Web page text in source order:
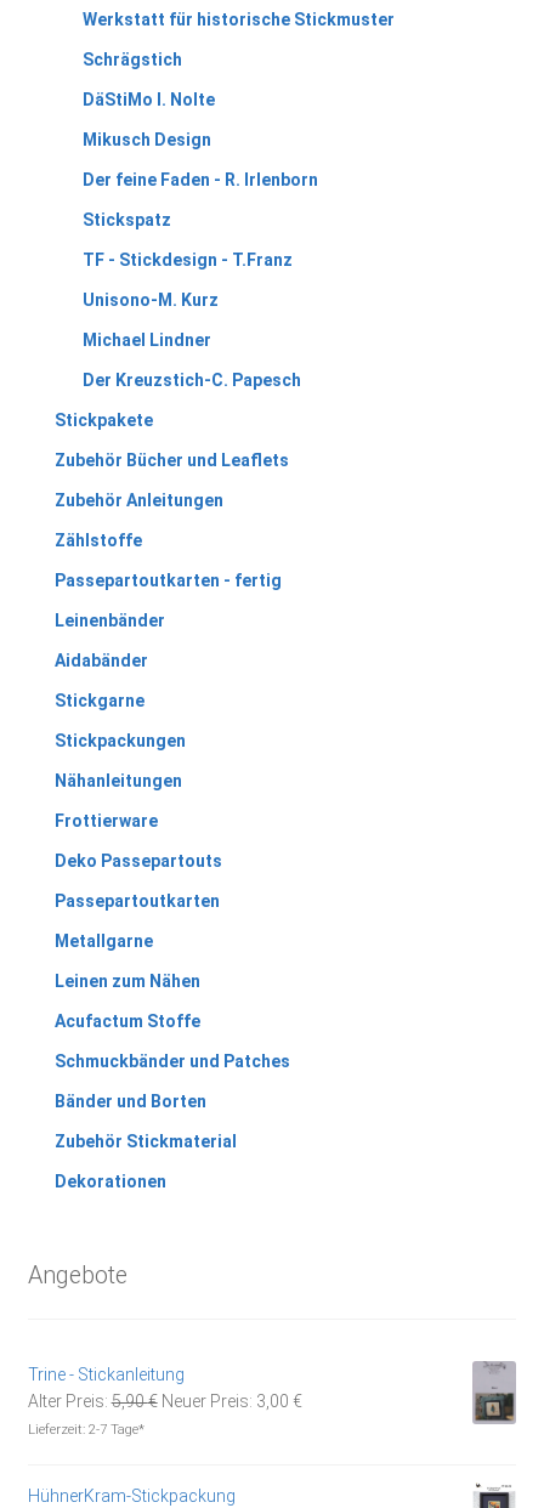
Werkstatt für historische Stickmuster
Schrägstich
DäStiMo I. Nolte
Mikusch Design
Der feine Faden - R. Irlenborn
Stickspatz
TF - Stickdesign - T.Franz
Unisono-M. Kurz
Michael Lindner
Der Kreuzstich-C. Papesch
Stickpakete
Zubehör Bücher und Leaflets
Zubehör Anleitungen
Zählstoffe
Passepartoutkarten - fertig
Leinenbänder
Aidabänder
Stickgarne
Stickpackungen
Nähanleitungen
Frottierware
Deko Passepartouts
Passepartoutkarten
Metallgarne
Leinen zum Nähen
Acufactum Stoffe
Schmuckbänder und Patches
Bänder und Borten
Zubehör Stickmaterial
Dekorationen
Angebote
Trine - Stickanleitung
Alter Preis: 5,90€ Ursprünglicher
Neuer Preis: 3,00 €Aktueller
Lieferzeit: 2-7 Tage*
HühnerKram-Stickpackung